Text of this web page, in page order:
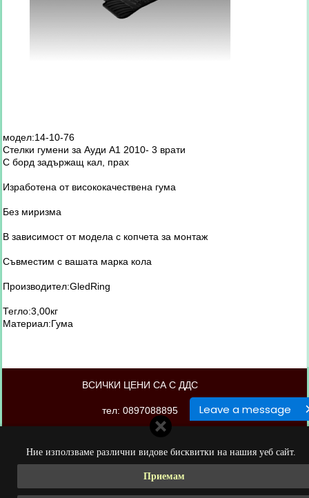
Leave a message
Ние използваме различни видове бисквитки на нашия уеб сайт.
Приемам
модел:14-10-76
Стелки гумени за Ауди А1 2010- 3 врати
С борд задържащ кал, прах
Изработена от висококачествена гума
Без миризма
В зависимост от модела с копчета за монтаж
Съвместим с вашата марка кола
Производител:GledRing
Тегло:3,00кг
Материал:Гума
ВСИЧКИ ЦЕНИ СА С ДДС
тел: 0897088895